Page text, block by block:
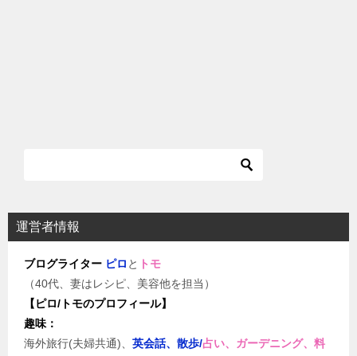
運営者情報
ブログライター ピロ と トモ
（40代、妻はレシピ、美容他を担当）
【ピロ/トモのプロフィール】
趣味：
海外旅行(夫婦共通)、 英会話、散歩/占い、ガーデニング、料